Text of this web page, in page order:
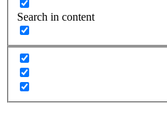
Search in content